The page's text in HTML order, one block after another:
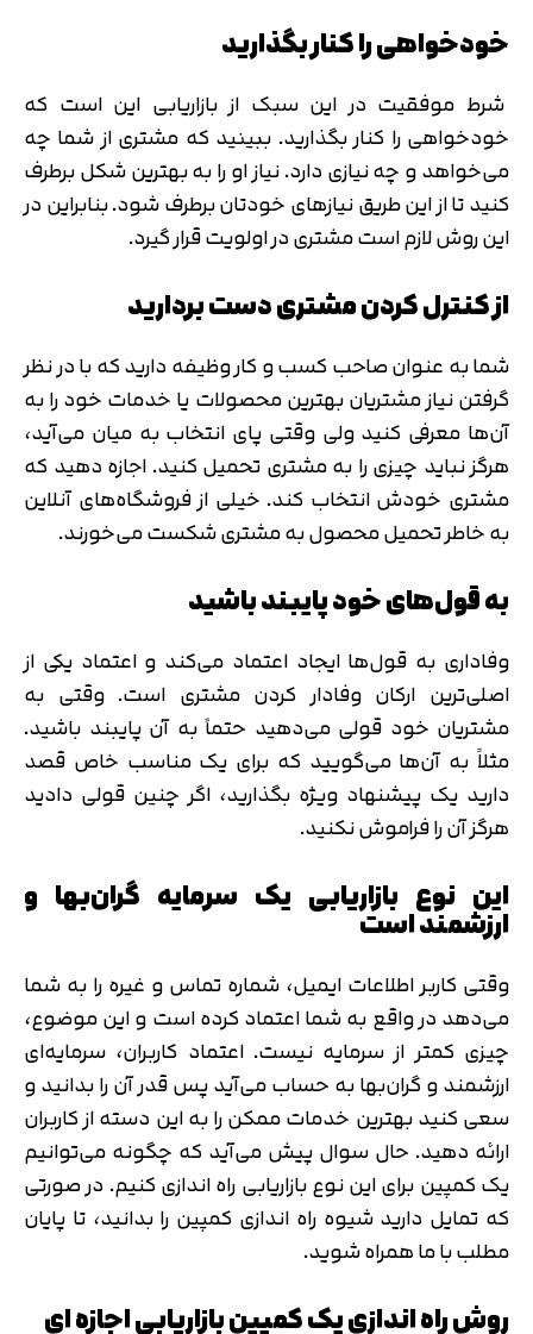
خودخواهی را کنار بگذارید
شرط موفقیت در این سبک از بازاریابی این است که
خودخواهی را کنار بگذارید. ببینید که مشتری از شما چه
می‌خواهد و چه نیازی دارد. نیاز او را به بهترین شکل برطرف
کنید تا از این طریق نیازهای خودتان برطرف شود. بنابراین در
این روش لازم است مشتری در اولویت قرار گیرد.
از کنترل کردن مشتری دست بردارید
شما به عنوان صاحب کسب و کار وظیفه دارید که با در نظر
گرفتن نیاز مشتریان بهترین محصولات یا خدمات خود را به
آن‌ها معرفی کنید ولی وقتی پای انتخاب به میان می‌آید،
هرگز نباید چیزی را به مشتری تحمیل کنید. اجازه دهید که
مشتری خودش انتخاب کند. خیلی از فروشگاه‌های آنلاین
به خاطر تحمیل محصول به مشتری شکست می‌خورند.
به قول‌های خود پایبند باشید
وفاداری به قول‌ها ایجاد اعتماد می‌کند و اعتماد یکی از
اصلی‌ترین ارکان وفادار کردن مشتری است. وقتی به
مشتریان خود قولی می‌دهید حتماً به آن پایبند باشید.
مثلاً به آن‌ها می‌گویید که برای یک مناسب خاص قصد
دارید یک پیشنهاد ویژه بگذارید، اگر چنین قولی دادید
هرگز آن را فراموش نکنید.
این نوع بازاریابی یک سرمایه گران‌بها و
ارزشمند است
وقتی کاربر اطلاعات ایمیل، شماره تماس و غیره را به شما
می‌دهد در واقع به شما اعتماد کرده است و این موضوع،
چیزی کمتر از سرمایه نیست. اعتماد کاربران، سرمایه‌ای
ارزشمند و گران‌بها به حساب می‌آید پس قدر آن را بدانید و
سعی کنید بهترین خدمات ممکن را به این دسته از کاربران
ارائه دهید. حال سوال پیش می‌آید که چگونه می‌توانیم
یک کمپین برای این نوع بازاریابی راه اندازی کنیم. در صورتی
که تمایل دارید شیوه راه‌ اندازی کمپین را بدانید، تا پایان
مطلب با ما همراه شوید.
روش راه اندازی یک کمپین بازاریابی اجازه ای